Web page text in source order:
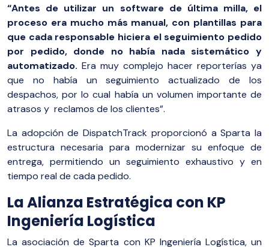
“Antes de utilizar un software de última milla, el
proceso era mucho más manual, con plantillas para
que cada responsable hiciera el seguimiento pedido
por pedido, donde no había nada sistemático y
automatizado. Era muy complejo hacer reporterías ya
que no había un seguimiento actualizado de los
despachos, por lo cual había un volumen importante de
atrasos y reclamos de los clientes”.
La adopción de DispatchTrack proporcionó a Sparta la
estructura necesaria para modernizar su enfoque de
entrega, permitiendo un seguimiento exhaustivo y en
tiempo real de cada pedido.
La Alianza Estratégica con KP
Ingeniería Logística
La asociación de Sparta con KP Ingeniería Logística, un